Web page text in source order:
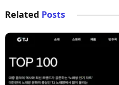
Related Posts